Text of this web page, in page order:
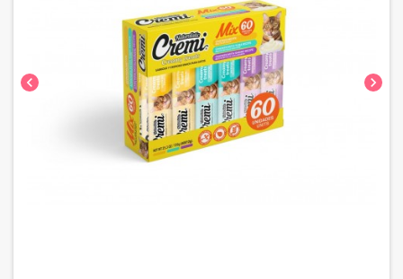
chevron_left chevron_right